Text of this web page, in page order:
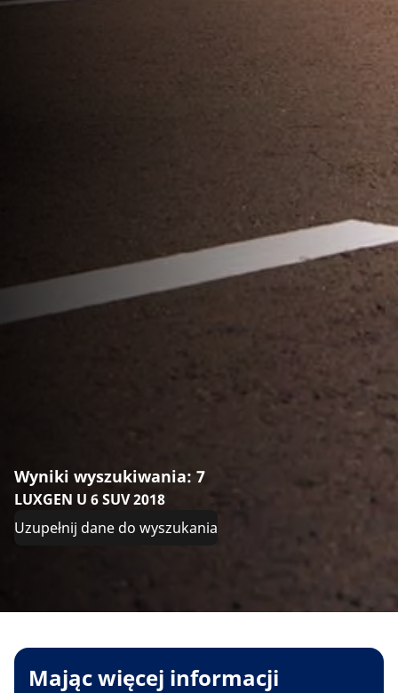
Wyniki wyszukiwania: 7
LUXGEN U 6 SUV 2018
Uzupełnij dane do wyszukania
Mając więcej informacji